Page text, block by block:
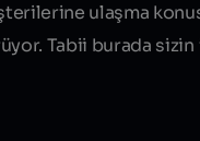
ulaşma
. Tabii burada